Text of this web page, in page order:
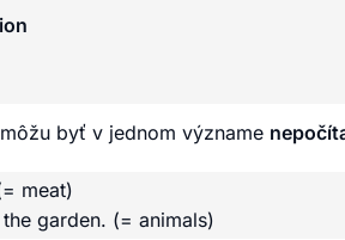
byť v jednom význame
meat)
the garden. (= animals)